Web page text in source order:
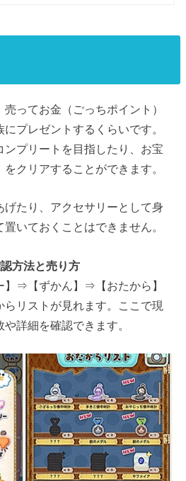
ってお金（ごっちポイント）
プレゼントするくらいです。
ンプリートを目指したり、お宝
クリアすることができます。
げたり、アクセサリーとして身
いておくことはできません。
方法と売り方
】⇒【ずかん】⇒【おたから】
らリストが見れます。ここで現
詳細を確認できます。